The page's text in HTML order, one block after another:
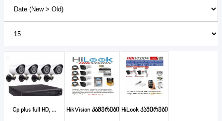
Cp plus full HD, ... HikVision კამერები HiLook კამერები